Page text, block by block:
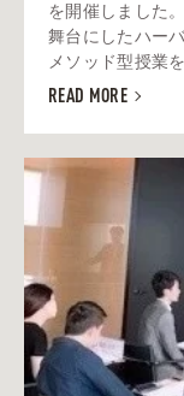
を開催しました
舞台にしたハー
メソッド型授業
READ MORE